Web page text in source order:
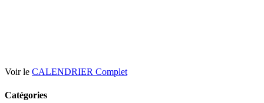
Voir le CALENDRIER Complet
Catégories